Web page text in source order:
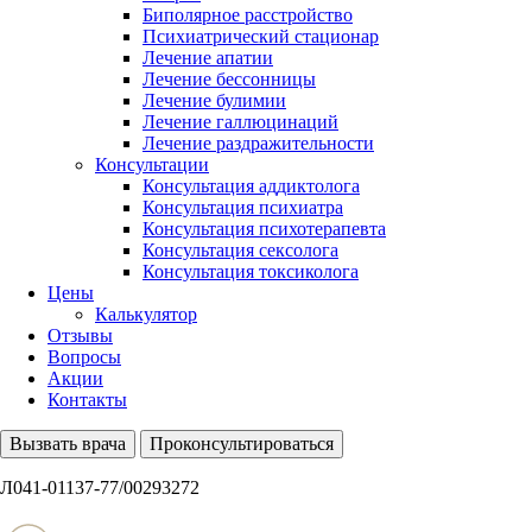
Биполярное расстройство
Психиатрический стационар
Лечение апатии
Лечение бессонницы
Лечение булимии
Лечение галлюцинаций
Лечение раздражительности
Консультации
Консультация аддиктолога
Консультация психиатра
Консультация психотерапевта
Консультация сексолога
Консультация токсиколога
Цены
Калькулятор
Отзывы
Вопросы
Акции
Контакты
Вызвать врача Проконсультироваться
Л041-01137-77/00293272